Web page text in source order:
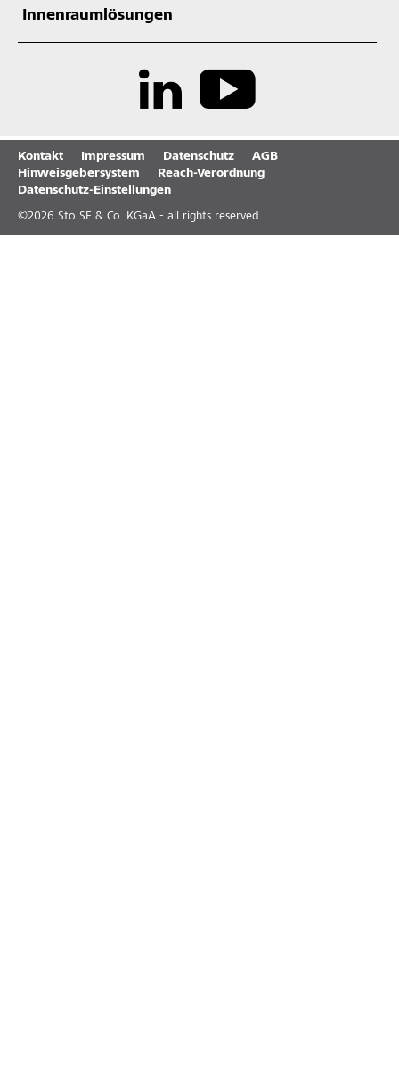
Innenraumlösungen
Kontakt Impressum Datenschutz
AGB
Hinweisgebersystem
Reach-Verordnung
Datenschutz-Einstellungen
©2026 Sto SE & Co. KGaA - all rights reserved